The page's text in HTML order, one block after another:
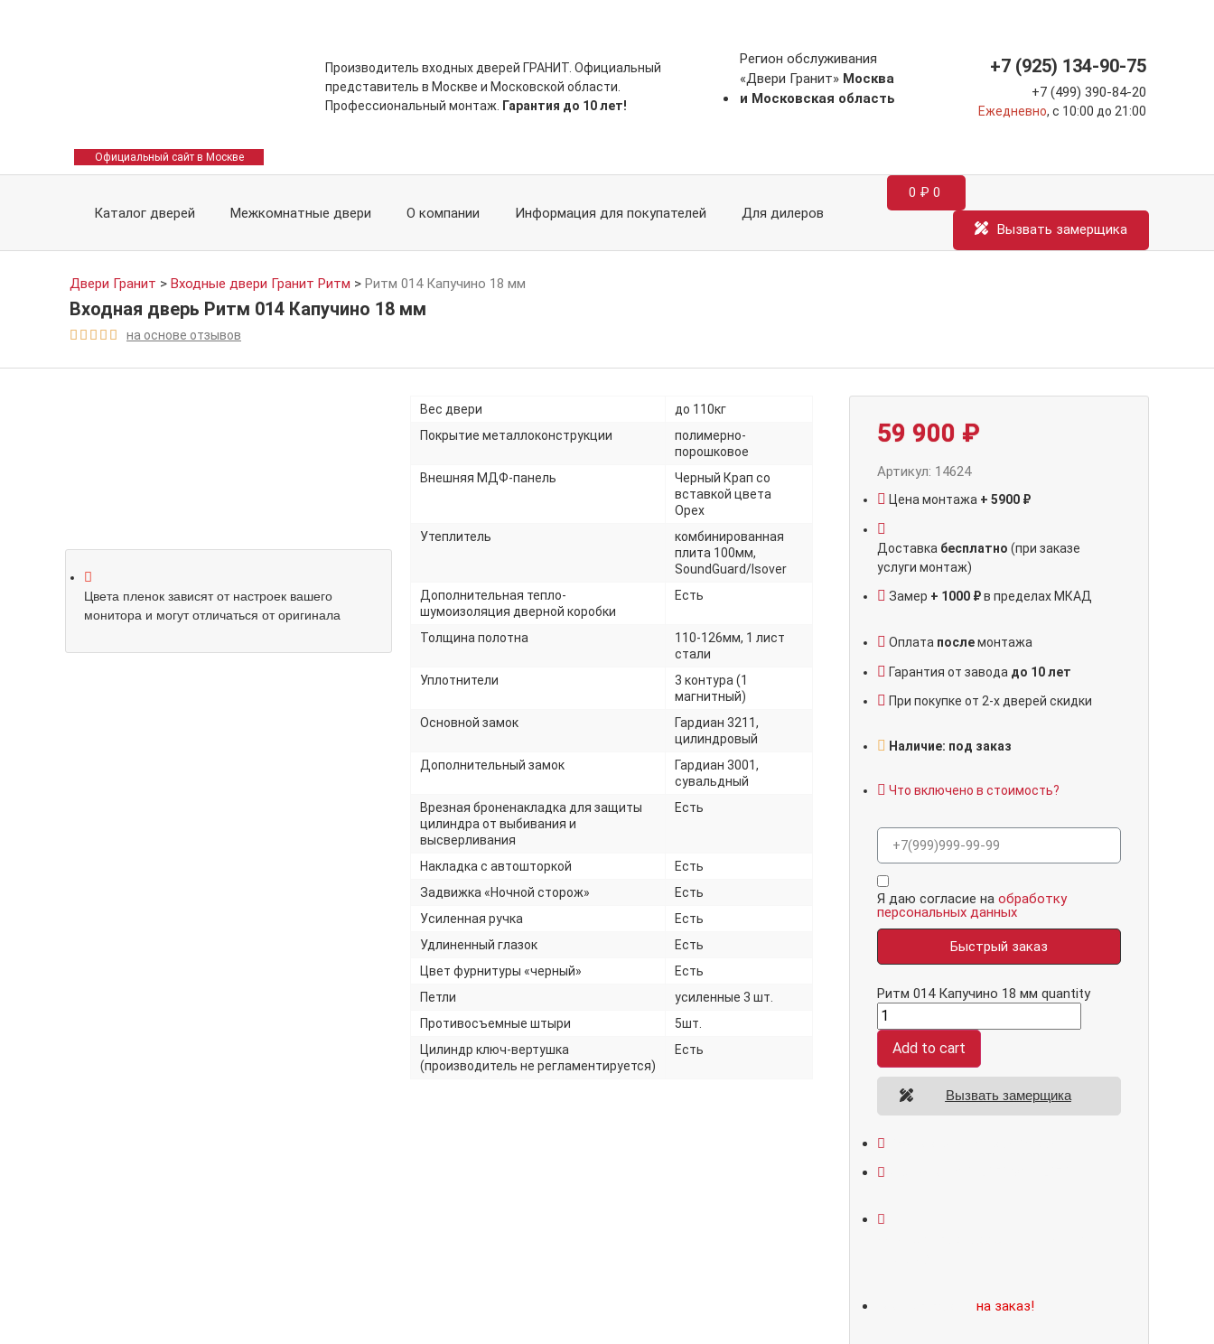
Официальный сайт в Москве
Производитель входных дверей ГРАНИТ. Официальный
представитель в Москве и Московской области.
Профессиональный монтаж.
Гарантия до 10 лет!
Регион обслуживания
«Двери Гранит» Москва
и Московская область
+7 (925) 134-90-75
+7 (499) 390-84-20
Ежедневно, с 10:00 до 21:00
Каталог дверей Межкомнатные двери О компании Информация для покупателей Для дилеров
0 ₽ 0
Вызвать замерщика
Двери Гранит > Входные двери Гранит Ритм > Ритм 014 Капучино 18 мм
Входная дверь Ритм 014 Капучино 18 мм
     на основе отзывов
Цвета пленок зависят от настроек вашего
монитора и могут отличаться от оригинала
Вес двери
до 110кг
Покрытие металлоконструкции
полимерно-
порошковое
Внешняя МДФ-панель
Черный Крап со
вставкой цвета
Орех
Утеплитель
комбинированная
плита 100мм,
SoundGuard/Isover
Дополнительная тепло-
шумоизоляция дверной коробки
Есть
Толщина полотна
110-126мм, 1 лист
стали
Уплотнители
3 контура (1
магнитный)
Основной замок
Гардиан 3211,
цилиндровый
Дополнительный замок
Гардиан 3001,
сувальдный
Врезная броненакладка для защиты
цилиндра от выбивания и
высверливания
Есть
Накладка с автошторкой
Есть
Задвижка «Ночной сторож»
Есть
Усиленная ручка
Есть
Удлиненный глазок
Есть
Цвет фурнитуры «черный»
Есть
Петли
усиленные 3 шт.
Противосъемные штыри
5шт.
Цилиндр ключ-вертушка
(производитель не регламентируется)
Есть
59 900 ₽
Артикул: 14624
Цена монтажа + 5900 ₽
Доставка бесплатно (при заказе
услуги монтаж)
Замер + 1000 ₽в пределах МКАД
Оплата послемонтажа
Гарантия от завода до 10 лет
При покупке от 2-х дверей скидки
Наличие: под заказ
Что включено в стоимость?
Я даю согласие на обработку
персональных данных
Быстрый заказ
Ритм 014 Капучино 18 мм quantity
Add to cart
Вызвать замерщика
на заказ!